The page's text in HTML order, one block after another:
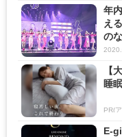
年
え
の
【
睡
PR(
E-